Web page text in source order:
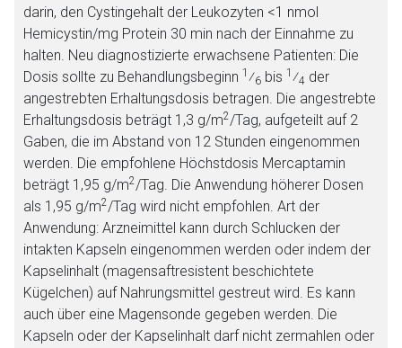
darin, den Cystingehalt der Leukozyten <1 nmol
Hemicystin/mg Protein 30 min nach der Einnahme zu
halten. Neu diagnostizierte erwachsene Patienten: Die
Dosis sollte zu Behandlungsbeginn 1 ⁄6 bis 1 ⁄4 der
angestrebten Erhaltungsdosis betragen. Die angestrebte
Erhaltungsdosis beträgt 1,3 g/m2/Tag, aufgeteilt auf 2
Gaben, die im Abstand von 12 Stunden eingenommen
werden. Die empfohlene Höchstdosis Mercaptamin
beträgt 1,95 g/m2/Tag. Die Anwendung höherer Dosen
als 1,95 g/m2/Tag wird nicht empfohlen. Art der
Anwendung: Arzneimittel kann durch Schlucken der
intakten Kapseln eingenommen werden oder indem der
Kapselinhalt (magensaftresistent beschichtete
Kügelchen) auf Nahrungsmittel gestreut wird. Es kann
auch über eine Magensonde gegeben werden. Die
Kapseln oder der Kapselinhalt darf nicht zermahlen oder